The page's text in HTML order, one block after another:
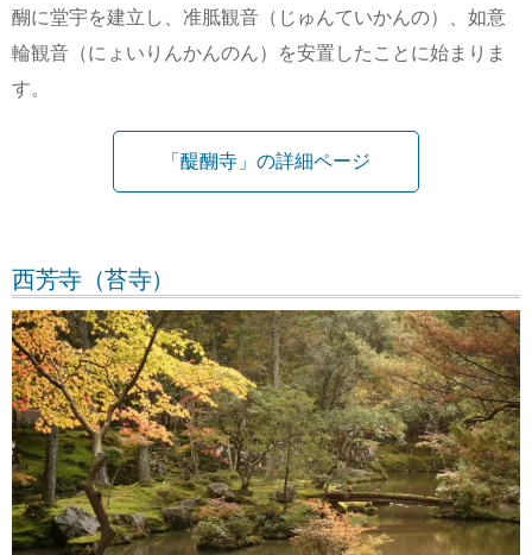
醐に堂宇を建立し、准胝観音（じゅんていかんの）、如意
輪観音（にょいりんかんのん）を安置したことに始まりま
す。
「醍醐寺」の詳細ページ
西芳寺（苔寺）